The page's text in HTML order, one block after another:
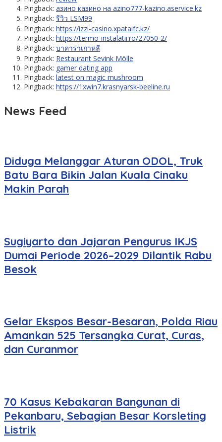
Pingback: азино казино на azino777-kazino.aservice.kz
Pingback: รีวิว LSM99
Pingback: https://izzi-casino.xpataifc.kz/
Pingback: https://termo-instalatii.ro/27050-2/
Pingback: บาคาร่าเกาหลี
Pingback: Restaurant Sevink Mölle
Pingback: gamer dating app
Pingback: latest on magic mushroom
Pingback: https://1xwin7.krasnyarsk-beeline.ru
News Feed
Diduga Melanggar Aturan ODOL, Truk
Batu Bara Bikin Jalan Kuala Cinaku
Makin Parah
Sugiyarto dan Jajaran Pengurus IKJS
Dumai Periode 2026–2029 Dilantik Rabu
Besok
Gelar Ekspos Besar-Besaran, Polda Riau
Amankan 525 Tersangka Curat, Curas,
dan Curanmor
70 Kasus Kebakaran Bangunan di
Pekanbaru, Sebagian Besar Korsleting
Listrik